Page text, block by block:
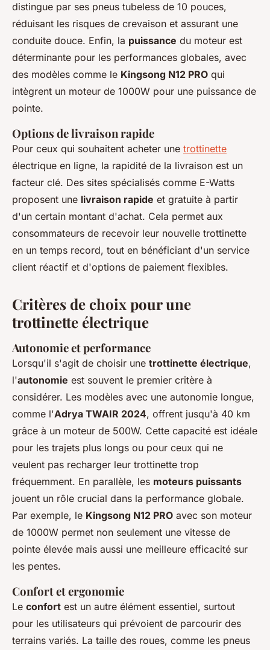
distingue par ses pneus tubeless de 10 pouces,
réduisant les risques de crevaison et assurant une
conduite douce. Enfin, la puissance du moteur est
déterminante pour les performances globales, avec
des modèles comme le Kingsong N12 PRO qui
intègrent un moteur de 1000W pour une puissance de
pointe.
Options de livraison rapide
Pour ceux qui souhaitent acheter une trottinette
électrique en ligne, la rapidité de la livraison est un
facteur clé. Des sites spécialisés comme E-Watts
proposent une livraison rapide et gratuite à partir
d'un certain montant d'achat. Cela permet aux
consommateurs de recevoir leur nouvelle trottinette
en un temps record, tout en bénéficiant d'un service
client réactif et d'options de paiement flexibles.
Critères de choix pour une
trottinette électrique
Autonomie et performance
Lorsqu'il s'agit de choisir une trottinette électrique,
l'autonomie est souvent le premier critère à
considérer. Les modèles avec une autonomie longue,
comme l'Adrya TWAIR 2024, offrent jusqu'à 40 km
grâce à un moteur de 500W. Cette capacité est idéale
pour les trajets plus longs ou pour ceux qui ne
veulent pas recharger leur trottinette trop
fréquemment. En parallèle, les moteurs puissants
jouent un rôle crucial dans la performance globale.
Par exemple, le Kingsong N12 PRO avec son moteur
de 1000W permet non seulement une vitesse de
pointe élevée mais aussi une meilleure efficacité sur
les pentes.
Confort et ergonomie
Le confort est un autre élément essentiel, surtout
pour les utilisateurs qui prévoient de parcourir des
terrains variés. La taille des roues, comme les pneus